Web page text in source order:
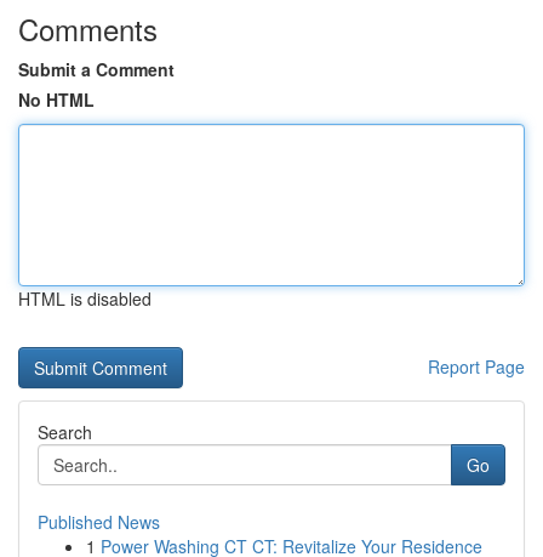
Comments
Submit a Comment
No HTML
HTML is disabled
Report Page
Search
Go
Published News
1 Power Washing CT CT: Revitalize Your Residence